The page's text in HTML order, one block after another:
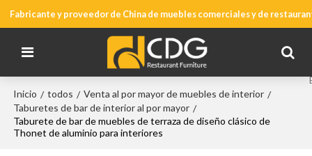
Fabricante y proveedor de China de muebles comerciales y de
Inicio / todos / Venta al por mayor de muebles de interior /
Taburetes de bar de interior al por mayor /
Taburete de bar de muebles de terraza de diseño clásico de
Thonet de aluminio para interiores